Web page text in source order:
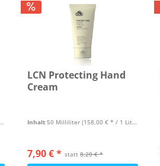
LCN Protecting Hand
Cream
Inhalt 50 Milliliter (158,00 € * / 1 Liter)
statt 8,20 € *
7,90 € *